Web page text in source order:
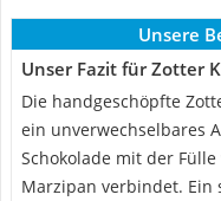
Unsere
Unser Fazit für Zotter
Die handgeschöpfte
ein unverwechselbares
Schokolade mit der
Marzipan verbindet. Ein